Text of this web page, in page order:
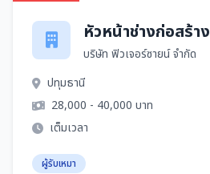
หัวหน้าช่างก่อสร้าง
บริษัท ฟิวเจอร์ซายน์ จำกัด
ปทุมธานี
28,000 - 40,000 บาท
เต็มเวลา
ผู้รับเหมา